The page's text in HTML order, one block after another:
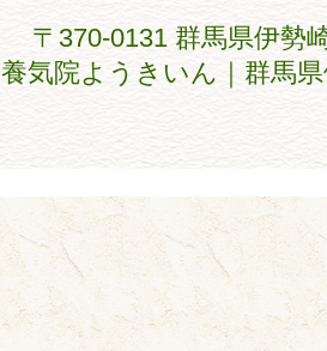
〒370-0131 群馬県伊勢
養気院ようきいん｜群馬